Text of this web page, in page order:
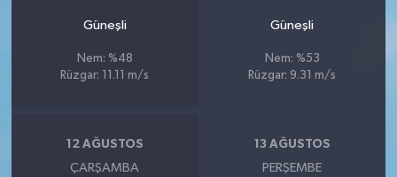
Güneşli
Nem: %48
Rüzgar: 11.11 m/s
Güneşli
Nem: %53
Rüzgar: 9.31 m/s
12 AĞUSTOS
ÇARŞAMBA
13 AĞUSTOS
PERŞEMBE